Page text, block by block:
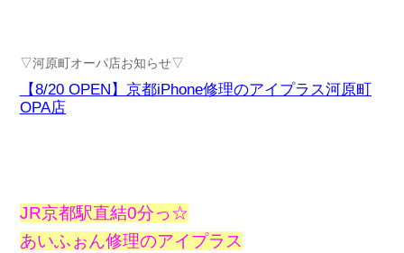
▽河原町オーパ店お知らせ▽
【8/20 OPEN】京都iPhone修理のアイプラス河原町
OPA店
JR京都駅直結0分っ☆
あいふぉん修理のアイプラス